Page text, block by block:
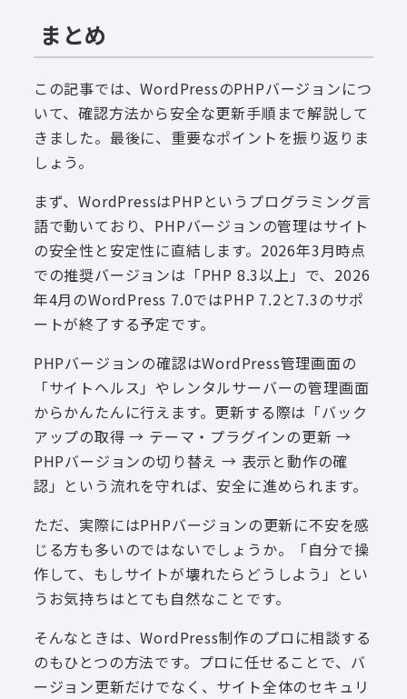
まとめ
この記事では、WordPressのPHPバージョンにつ
いて、確認方法から安全な更新手順まで解説して
きました。最後に、重要なポイントを振り返りま
しょう。
まず、WordPressはPHPというプログラミング言
語で動いており、PHPバージョンの管理はサイト
の安全性と安定性に直結します。2026年3月時点
での推奨バージョンは「PHP 8.3以上」で、2026
年4月のWordPress 7.0ではPHP 7.2と7.3のサポ
ートが終了する予定です。
PHPバージョンの確認はWordPress管理画面の
「サイトヘルス」やレンタルサーバーの管理画面
からかんたんに行えます。更新する際は「バック
アップの取得 → テーマ・プラグインの更新 →
PHPバージョンの切り替え → 表示と動作の確
認」という流れを守れば、安全に進められます。
ただ、実際にはPHPバージョンの更新に不安を感
じる方も多いのではないでしょうか。「自分で操
作して、もしサイトが壊れたらどうしよう」とい
うお気持ちはとても自然なことです。
そんなときは、WordPress制作のプロに相談する
のもひとつの方法です。プロに任せることで、バ
ージョン更新だけでなく、サイト全体のセキュリ